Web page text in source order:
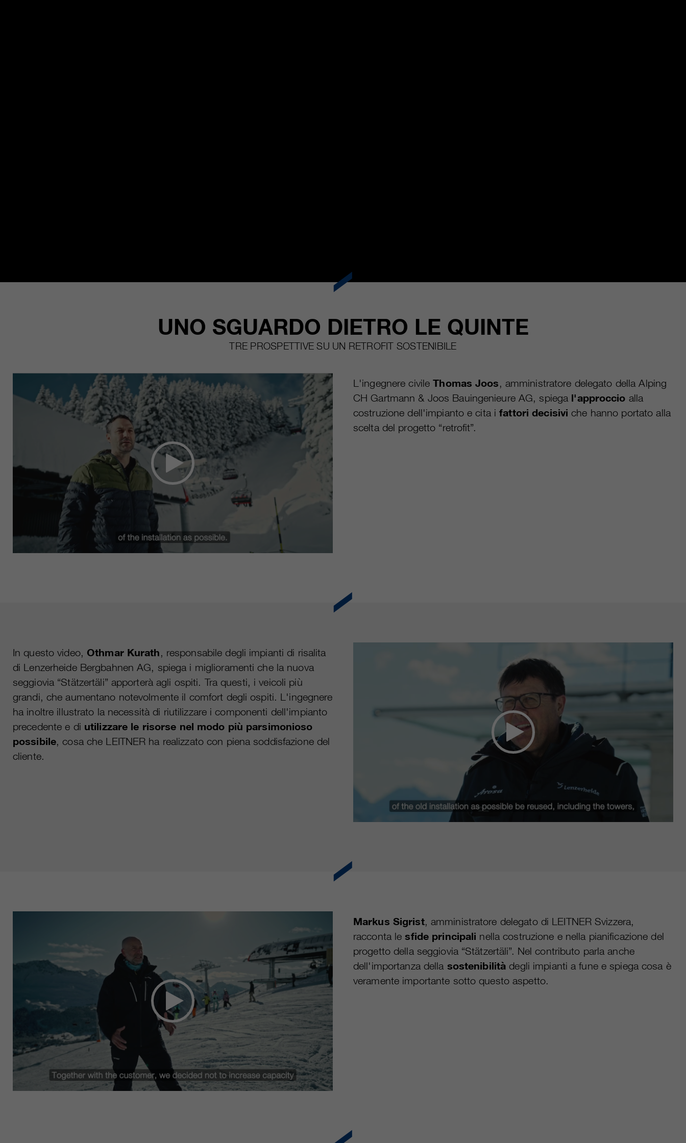
UNO SGUARDO DIETRO LE QUINTE
TRE PROSPETTIVE SU UN RETROFIT SOSTENIBILE
L'ingegnere civileThomas Joos, amministratore delegato della Alping
CH Gartmann & Joos Bauingenieure AG, spiega l'approccio alla
costruzione dell'impianto e cita ifattori decisivi che hanno portato alla
scelta del progetto “retrofit”.
In questo video, Othmar Kurath, responsabile degli impianti di risalita
di Lenzerheide Bergbahnen AG, spiega i miglioramenti che la nuova
seggiovia “Stätzertäli” apporterà agli ospiti. Tra questi, i veicoli più
grandi, che aumentano notevolmente il comfort degli ospiti. L'ingegnere
ha inoltre illustrato la necessità di riutilizzare i componenti dell'impianto
precedente e di utilizzare le risorse nel modo più parsimonioso
possibile, cosa che LEITNER ha realizzato con piena soddisfazione del
cliente.
Markus Sigrist, amministratore delegato di LEITNER Svizzera,
racconta lesfide principali nella costruzione e nella pianificazione del
progetto della seggiovia “Stätzertäli”. Nel contributo parla anche
dell'importanza della sostenibilità degli impianti a fune e spiega cosa è
veramente importante sotto questo aspetto.